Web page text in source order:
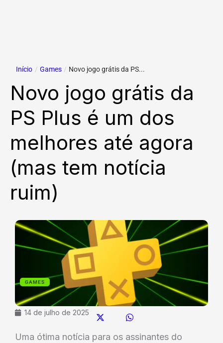
Início / Games / Novo jogo grátis da PS...
Novo jogo grátis da
PS Plus é um dos
melhores até agora
(mas tem notícia
ruim)
14 de julho de 2025
GAMES
Uma ótima notícia para os assinantes do